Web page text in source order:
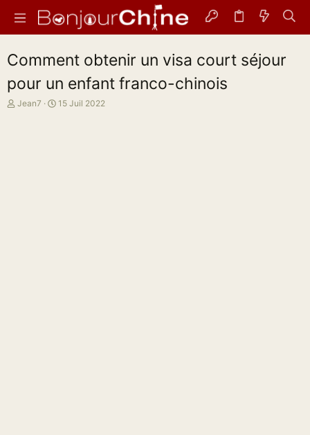
Comment obtenir un visa court séjour
pour un enfant franco-chinois
A
Jean7
D
15 Juil 2022